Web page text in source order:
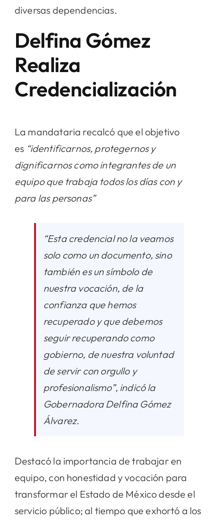
diversas dependencias.
Delfina Gómez
Realiza
Credencialización
La mandataria recalcó que el objetivo
es “identificarnos, protegernos y
dignificarnos como integrantes de un
equipo que trabaja todos los días con y
para las personas”
“Esta credencial no la veamos
solo como un documento, sino
también es un símbolo de
nuestra vocación, de la
confianza que hemos
recuperado y que debemos
seguir recuperando como
gobierno, de nuestra voluntad
de servir con orgullo y
profesionalismo”, indicó la
Gobernadora Delfina Gómez
Álvarez.
Destacó la importancia de trabajar en
equipo, con honestidad y vocación para
transformar el Estado de México desde el
servicio público; al tiempo que exhortó a los